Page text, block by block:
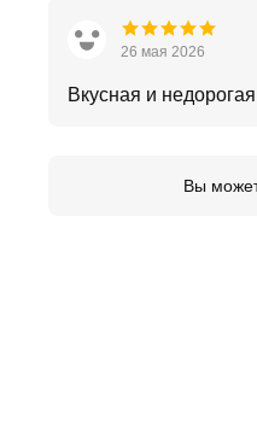
26 мая 2026
Вкусная и
Вы